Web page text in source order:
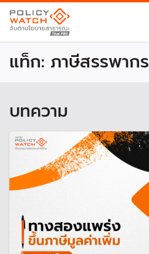
แท็ก: ภาษีสรรพากร
บทความ